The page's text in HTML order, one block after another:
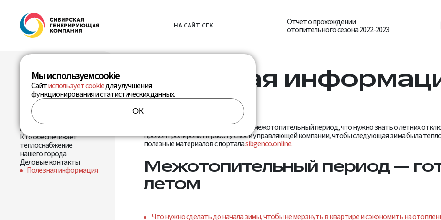
Мы используем cookie
Сайтиспользует cookieдля улучшения
функционирования и статистических данных.
НА САЙТ СГК Отчет о прохождении
отопительного сезона 2022-2023
Открытый диалог
Зима в нашем городе
Хроника повреждений
График гидравлических
испытаний
План летних ремонтных
работ
Атлас тепла
Кто обеспечивает
теплоснабжение
нашего города
Деловые контакты
Полезная информация
Полезная
Какие знания могут пригодиться в межотопительный период, что нужно знать о летних
проконтролировать работу своей управляющей компании, чтобы следующая зима была
полезные материалов с порталаsibgenco.online.
Межотопительный период —
летом
Что нужно сделать до начала зимы, чтобы не мерзнуть в квартире и сэкономить на